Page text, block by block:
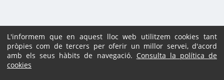
L'informem que en aquest lloc web utilitzem cookies tant
pròpies com de tercers per oferir un millor servei, d'acord
amb els seus hàbits de navegació. Consulta la política de
cookies